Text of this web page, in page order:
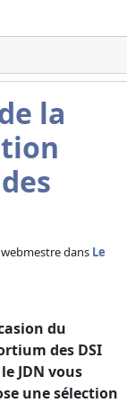
la
webmestre dans Le
du
des DSI
JDN vous
une sélection